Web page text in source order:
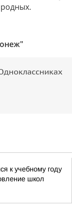
к учебному году
школ